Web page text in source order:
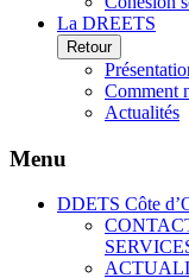
La DREETS
Retour
Comment
Actualités
Menu
DDETS Côte